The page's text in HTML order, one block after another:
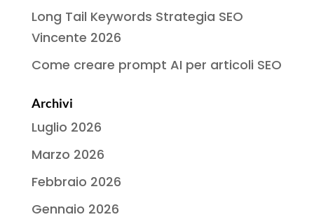
Long Tail Keywords Strategia SEO
Vincente 2026
Come creare prompt AI per articoli SEO
Archivi
Luglio 2026
Marzo 2026
Febbraio 2026
Gennaio 2026